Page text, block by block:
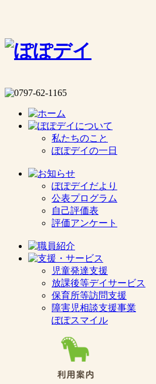
私たちのこと
ぽぽデイの一日
ぽぽデイだより
公表プログラム
自己評価表
評価アンケート
児童発達支援
放課後等デイサービス
保育所等訪問支援
障害児相談支援事業
ぽぽスマイル